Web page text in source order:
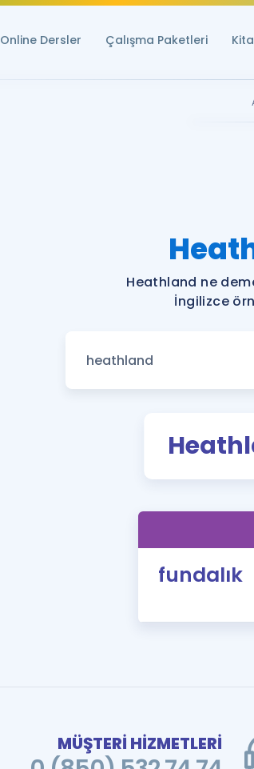
Online Dersler Çalışma Paketleri
Heathland ne
İngilizce
fundalık
MÜŞTERİ HİZMETLERİ